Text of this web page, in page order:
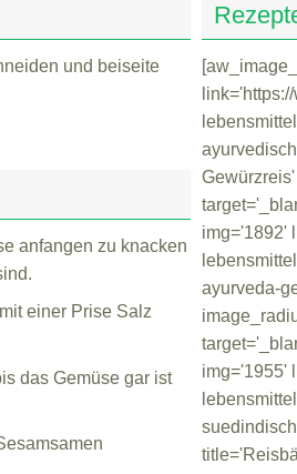
und beiseite
anfangen zu knacken
einer Prise Salz
das Gemüse gar ist
img='1892'
ayurveda-
img='1955'